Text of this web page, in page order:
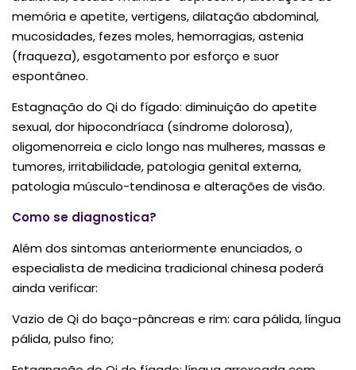
memória e apetite, vertigens, dilatação abdominal,
mucosidades, fezes moles, hemorragias, astenia
(fraqueza), esgotamento por esforço e suor
espontâneo.
Estagnação do Qi do fígado: diminuição do apetite
sexual, dor hipocondríaca (síndrome dolorosa),
oligomenorreia e ciclo longo nas mulheres, massas e
tumores, irritabilidade, patologia genital externa,
patologia músculo-tendinosa e alterações de visão.
Como se diagnostica?
Além dos sintomas anteriormente enunciados, o
especialista de medicina tradicional chinesa poderá
ainda verificar:
Vazio de Qi do baço-pâncreas e rim: cara pálida, língua
pálida, pulso fino;